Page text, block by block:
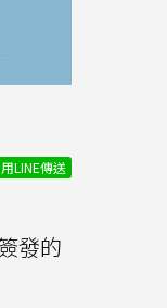
用LINE傳送
發的